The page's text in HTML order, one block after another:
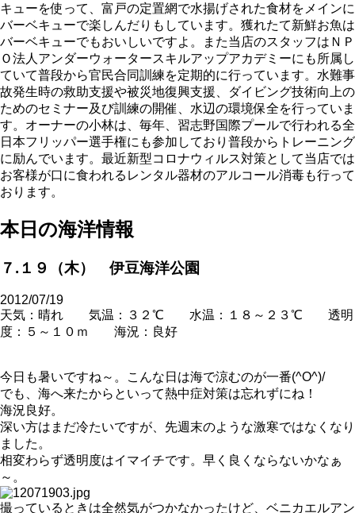
キューを使って、富戸の定置網で水揚げされた食材をメインに
バーベキューで楽しんだりもしています。獲れたて新鮮お魚は
バーベキューでもおいしいですよ。また当店のスタッフはＮＰ
Ｏ法人アンダーウォータースキルアップアカデミーにも所属し
ていて普段から官民合同訓練を定期的に行っています。水難事
故発生時の救助支援や被災地復興支援、ダイビング技術向上の
ためのセミナー及び訓練の開催、水辺の環境保全を行っていま
す。オーナーの小林は、毎年、習志野国際プールで行われる全
日本フリッパー選手権にも参加しており普段からトレーニング
に励んでいます。最近新型コロナウィルス対策として当店では
お客様が口に食われるレンタル器材のアルコール消毒も行って
おります。
本日の海洋情報
７.１９（木） 伊豆海洋公園
2012/07/19
天気：晴れ 気温：３２℃ 水温：１８～２３℃ 透明
度：５～１０ｍ 海況：良好
今日も暑いですね～。こんな日は海で涼むのが一番(^O^)/
でも、海へ来たからといって熱中症対策は忘れずにね！
海況良好。
深い方はまだ冷たいですが、先週末のような激寒ではなくなり
ました。
相変わらず透明度はイマイチです。早く良くならないかなぁ
～。
撮っているときは全然気がつかなかったけど、ベニカエルアン